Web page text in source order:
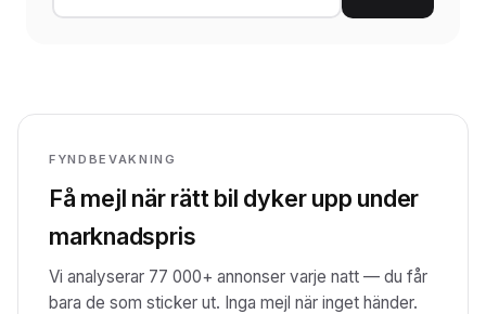
FYNDBEVAKNING
Få mejl när rätt bil dyker upp under
marknadspris
Vi analyserar 77 000+ annonser varje natt — du får
bara de som sticker ut. Inga mejl när inget händer.